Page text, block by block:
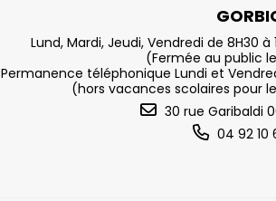
Lund, Mardi, Jeudi, Vendredi de 8H30 à
(Fermée au public
Permanence téléphonique Lundi et
(hors vacances scolaires pour
30 rue Garibaldi
04 92 10